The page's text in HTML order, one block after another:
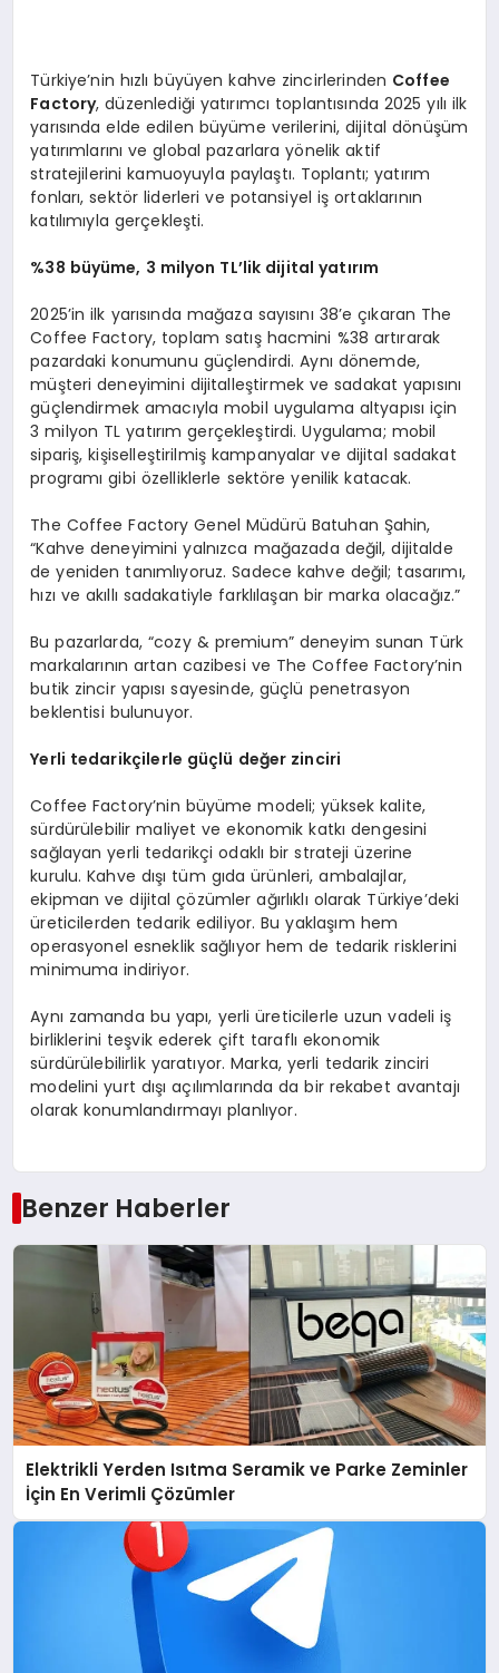
Türkiye’nin hızlı büyüyen kahve zincirlerinden Coffee
Factory, düzenlediği yatırımcı toplantısında 2025 yılı ilk
yarısında elde edilen büyüme verilerini, dijital dönüşüm
yatırımlarını ve global pazarlara yönelik aktif
stratejilerini kamuoyuyla paylaştı. Toplantı; yatırım
fonları, sektör liderleri ve potansiyel iş ortaklarının
katılımıyla gerçekleşti.
%38 büyüme, 3 milyon TL’lik dijital yatırım
2025’in ilk yarısında mağaza sayısını 38’e çıkaran The
Coffee Factory, toplam satış hacmini %38 artırarak
pazardaki konumunu güçlendirdi. Aynı dönemde,
müşteri deneyimini dijitalleştirmek ve sadakat yapısını
güçlendirmek amacıyla mobil uygulama altyapısı için
3 milyon TL yatırım gerçekleştirdi. Uygulama; mobil
sipariş, kişiselleştirilmiş kampanyalar ve dijital sadakat
programı gibi özelliklerle sektöre yenilik katacak.
The Coffee Factory Genel Müdürü Batuhan Şahin,
“Kahve deneyimini yalnızca mağazada değil, dijitalde
de yeniden tanımlıyoruz. Sadece kahve değil; tasarımı,
hızı ve akıllı sadakatiyle farklılaşan bir marka olacağız.”
Bu pazarlarda, “cozy & premium” deneyim sunan Türk
markalarının artan cazibesi ve The Coffee Factory’nin
butik zincir yapısı sayesinde, güçlü penetrasyon
beklentisi bulunuyor.
Yerli tedarikçilerle güçlü değer zinciri
Coffee Factory’nin büyüme modeli; yüksek kalite,
sürdürülebilir maliyet ve ekonomik katkı dengesini
sağlayan yerli tedarikçi odaklı bir strateji üzerine
kurulu. Kahve dışı tüm gıda ürünleri, ambalajlar,
ekipman ve dijital çözümler ağırlıklı olarak Türkiye’deki
üreticilerden tedarik ediliyor. Bu yaklaşım hem
operasyonel esneklik sağlıyor hem de tedarik risklerini
minimuma indiriyor.
Aynı zamanda bu yapı, yerli üreticilerle uzun vadeli iş
birliklerini teşvik ederek çift taraflı ekonomik
sürdürülebilirlik yaratıyor. Marka, yerli tedarik zinciri
modelini yurt dışı açılımlarında da bir rekabet avantajı
olarak konumlandırmayı planlıyor.
Benzer Haberler
Elektrikli Yerden Isıtma Seramik ve Parke Zeminler
İçin En Verimli Çözümler